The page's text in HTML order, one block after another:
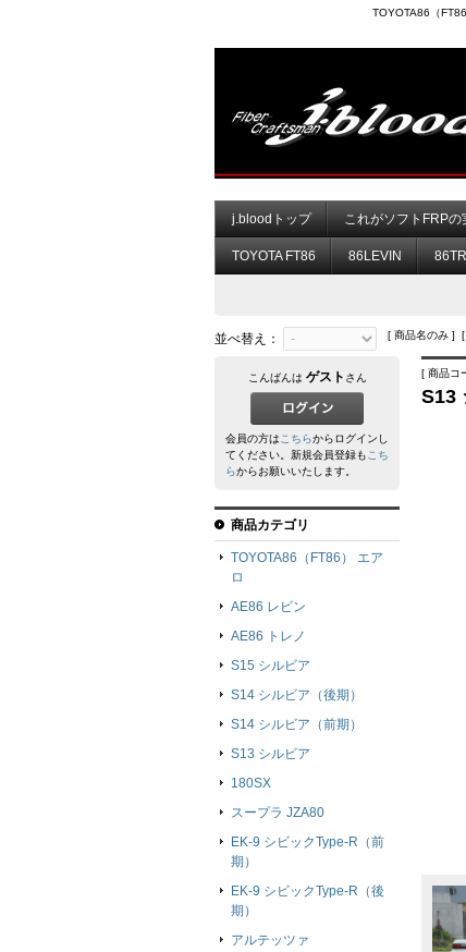
TOYOTA86（
j.bloodトップ これがソフトFRPの
TOYOTA FT86 86LEVIN
並べ替え： [ 商品名のみ ]
[ 商品コ
S13
こんばんは ゲスト さん
会員の方はこちらからログインし
てください。新規会員登録もこち
らからお願いいたします。
商品カテゴリ
TOYOTA86（FT86） エア
ロ
AE86 レビン
AE86 トレノ
S15 シルビア
S14 シルビア（後期）
S14 シルビア（前期）
S13 シルビア
180SX
スープラ JZA80
EK-9 シビックType-R（前
期）
EK-9 シビックType-R（後
期）
アルテッツァ